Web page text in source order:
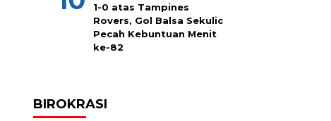
1-0 atas Tampines
Rovers, Gol Balsa Sekulic
Pecah Kebuntuan Menit
ke-82
BIROKRASI